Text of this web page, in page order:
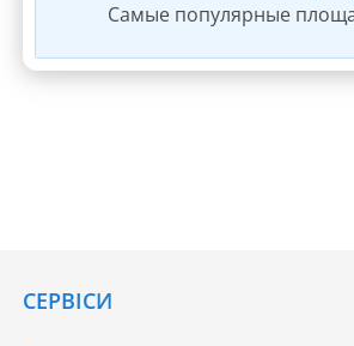
Самые популярные
CЕРВІСИ